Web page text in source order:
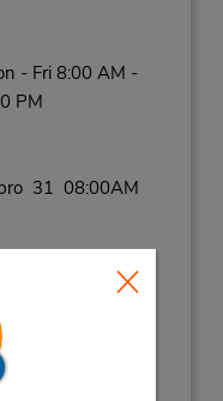
- Fri 8:00 AM -
PM
31 08:00AM
closed
25